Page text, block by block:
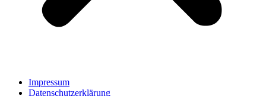
Impressum
Datenschutzerklärung